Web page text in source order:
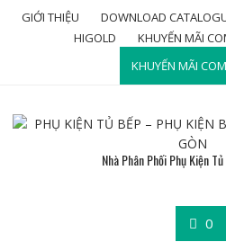
GIỚI THIỆU DOWNLOAD
HIGOLD
KHUYẾN MÃI
KHUYẾN MÃI
Nhà Phân Phối Phụ Kiện
0